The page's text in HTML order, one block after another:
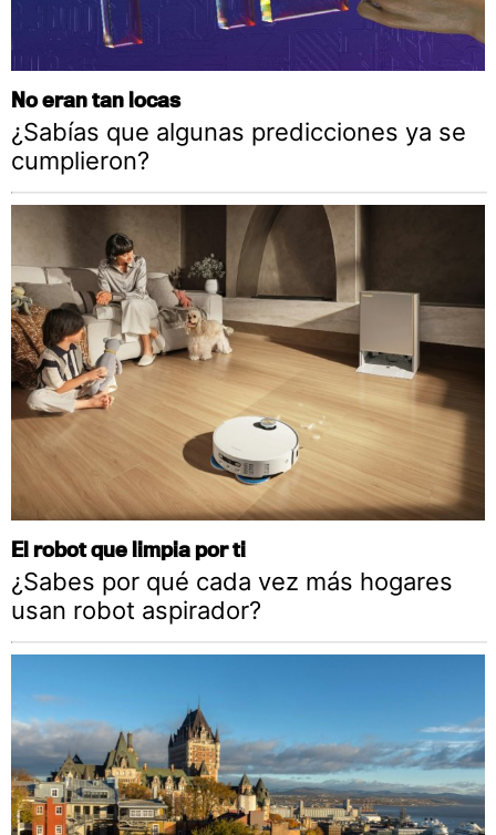
No eran tan locas
¿Sabías que algunas predicciones ya se
cumplieron?
El robot que limpia por ti
¿Sabes por qué cada vez más hogares
usan robot aspirador?